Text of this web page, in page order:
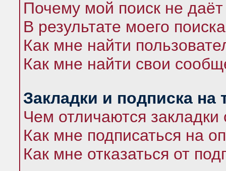
Почему мой поиск не даёт
В результате моего
Как мне найти
Как мне найти свои
Закладки и подписка на
Чем отличаются закладки
Как мне подписаться на
Как мне отказаться от